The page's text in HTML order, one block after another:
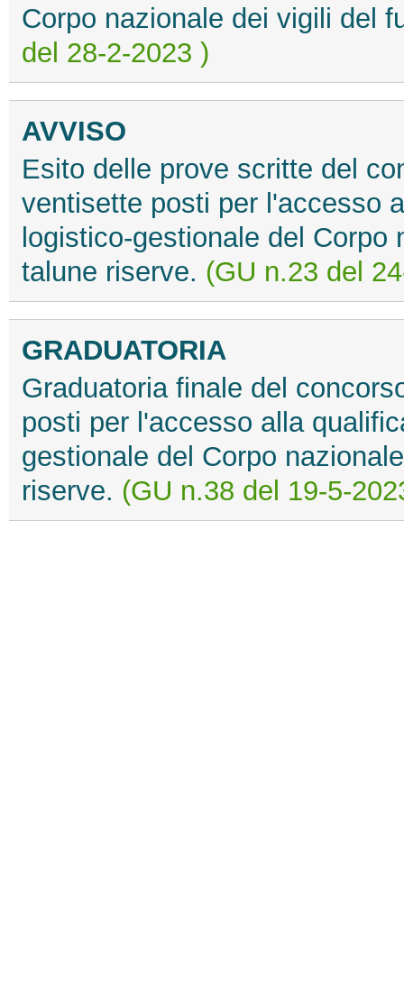
Corpo nazionale dei vigili del
del 28-2-2023 )
AVVISO
Esito delle prove scritte del
ventisette posti per l'accesso
logistico-gestionale del
talune riserve. (GU n.23 del
GRADUATORIA
Graduatoria finale del
posti per l'accesso alla
gestionale del Corpo
riserve. (GU n.38 del 19-5-